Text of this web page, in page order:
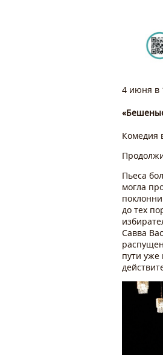
4 июня в
Комедия
Пьеса
могла
до тех
Савва
пути уже